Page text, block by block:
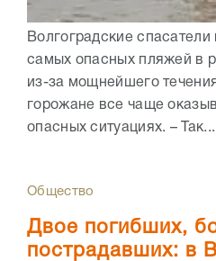
Волгоградские спасатели
самых опасных пляжей в
из-за мощнейшего
горожане все чаще
опасных ситуациях. – Так...
Общество
Двое погибших,
пострадавших: в